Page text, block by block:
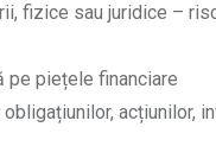
fizice sau juridice –
pe piețele financiare
acțiunilor,